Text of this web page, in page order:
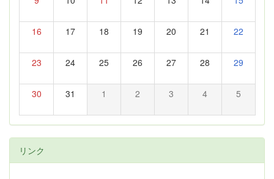
16 17 18 19 20 21 22
23 24 25 26 27 28 29
30 31 1 2 3 4 5
リンク